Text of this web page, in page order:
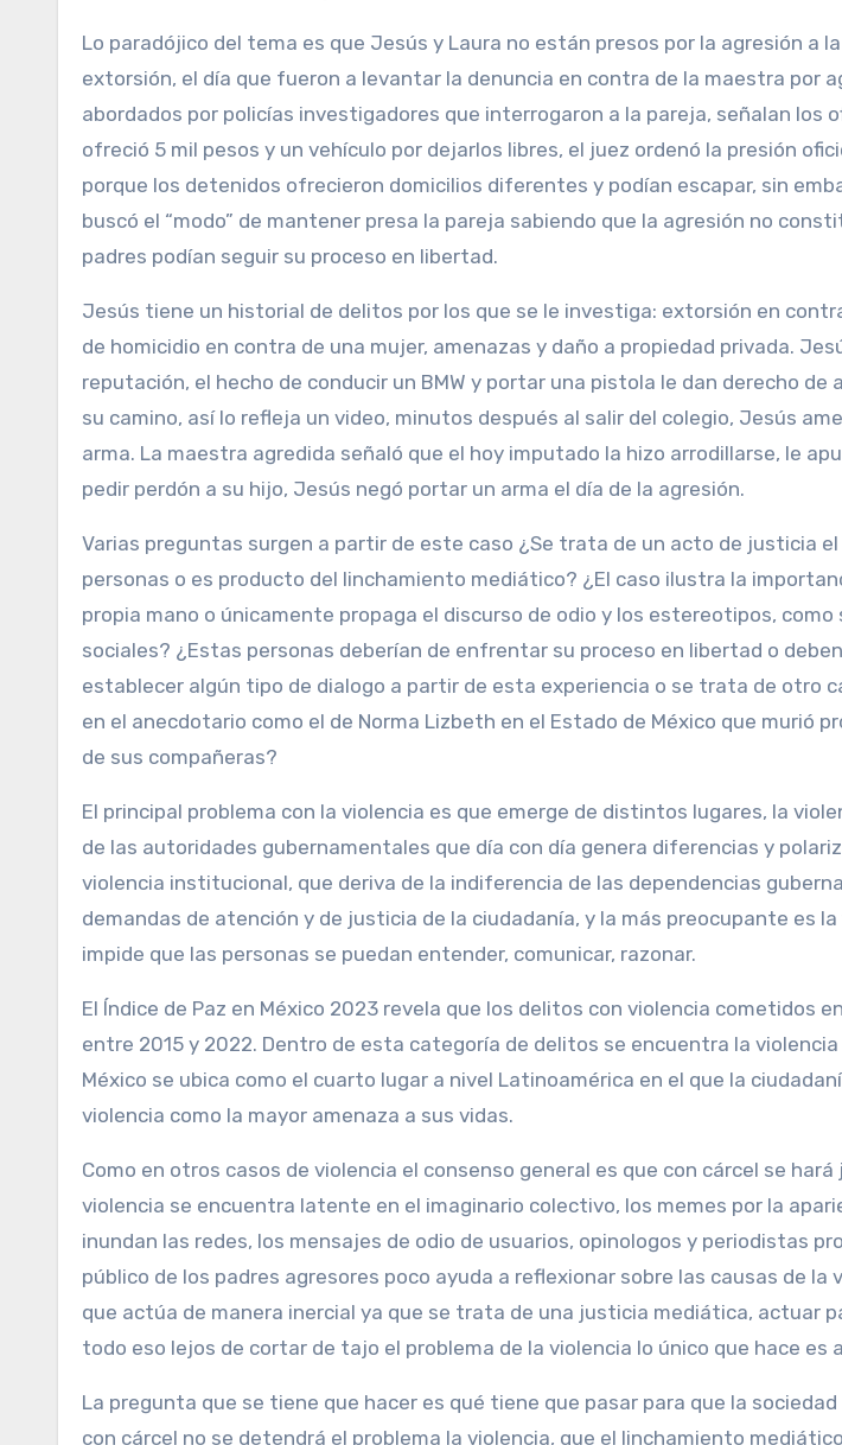
Lo paradójico del tema es que Jesús y Laura no están presos por la agresión a
extorsión, el día que fueron a levantar la denuncia en contra de la maestra por
abordados por policías investigadores que interrogaron a la pareja, señalan los
ofreció 5 mil pesos y un vehículo por dejarlos libres, el juez ordenó la presión
porque los detenidos ofrecieron domicilios diferentes y podían escapar, sin
buscó el “modo” de mantener presa la pareja sabiendo que la agresión no
padres podían seguir su proceso en libertad.
Jesús tiene un historial de delitos por los que se le investiga: extorsión en
de homicidio en contra de una mujer, amenazas y daño a propiedad privada.
reputación, el hecho de conducir un BMW y portar una pistola le dan derecho de
su camino, así lo refleja un video, minutos después al salir del colegio, Jesús
arma. La maestra agredida señaló que el hoy imputado la hizo arrodillarse, le
pedir perdón a su hijo, Jesús negó portar un arma el día de la agresión.
Varias preguntas surgen a partir de este caso ¿Se trata de un acto de justicia
personas o es producto del linchamiento mediático? ¿El caso ilustra la
propia mano o únicamente propaga el discurso de odio y los estereotipos, como
sociales? ¿Estas personas deberían de enfrentar su proceso en libertad o
establecer algún tipo de dialogo a partir de esta experiencia o se trata de otro
en el anecdotario como el de Norma Lizbeth en el Estado de México que murió
de sus compañeras?
El principal problema con la violencia es que emerge de distintos lugares, la
de las autoridades gubernamentales que día con día genera diferencias y
violencia institucional, que deriva de la indiferencia de las dependencias
demandas de atención y de justicia de la ciudadanía, y la más preocupante es
impide que las personas se puedan entender, comunicar, razonar.
El Índice de Paz en México 2023 revela que los delitos con violencia cometidos
entre 2015 y 2022. Dentro de esta categoría de delitos se encuentra la
México se ubica como el cuarto lugar a nivel Latinoamérica en el que la
violencia como la mayor amenaza a sus vidas.
Como en otros casos de violencia el consenso general es que con cárcel se
violencia se encuentra latente en el imaginario colectivo, los memes por la
inundan las redes, los mensajes de odio de usuarios, opinologos y periodistas
público de los padres agresores poco ayuda a reflexionar sobre las causas de
que actúa de manera inercial ya que se trata de una justicia mediática, actuar
todo eso lejos de cortar de tajo el problema de la violencia lo único que hace es
La pregunta que se tiene que hacer es qué tiene que pasar para que la
con cárcel no se detendrá el problema la violencia, que el linchamiento